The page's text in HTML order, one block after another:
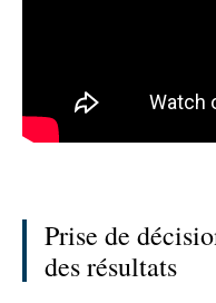
Prise de
des résultats